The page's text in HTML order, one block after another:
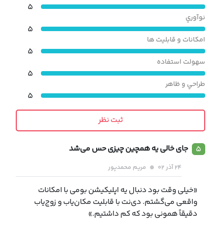
۵
نوآوري
۵
امکانات و قابليت ها
۵
سهولت استفاده
۵
طراحي و ظاهر
۵
ثبت نظر
۵ جای خالی یه همچین چیزی حس می‌شد
۲۴ آذر ۰۲ مریم محمدپور
«خیلی وقت بود دنبال یه اپلیکیشن بومی با امکانات
واقعی می‌گشتم. دی‌نت با قابلیت مکان‌یاب و زوج‌یاب
دقیقاً همونی بود که کم داشتیم.»